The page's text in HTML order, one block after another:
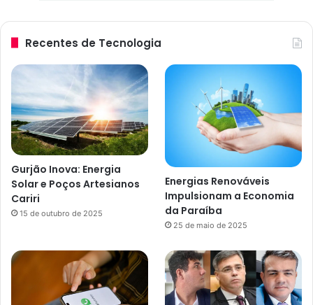
Recentes de Tecnologia
Gurjão Inova: Energia
Solar e Poços Artesianos
Cariri
15 de outubro de 2025
Energias Renováveis
Impulsionam a Economia
da Paraíba
25 de maio de 2025